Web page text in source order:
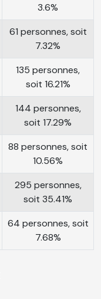
3.6%
61 personnes, soit
7.32%
135 personnes,
soit 16.21%
144 personnes,
soit 17.29%
88 personnes, soit
10.56%
295 personnes,
soit 35.41%
64 personnes, soit
7.68%